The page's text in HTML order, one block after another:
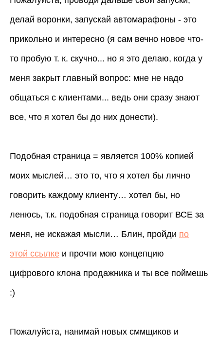
делай воронки, запускай автомарафоны - это
прикольно и интересно (я сам вечно новое что-
то пробую т. к. скучно... но я это делаю, когда у
меня закрыт главный вопрос: мне не надо
общаться с клиентами... ведь они сразу знают
все, что я хотел бы до них донести).
Подобная страница = является 100% копией
моих мыслей… это то, что я хотел бы лично
говорить каждому клиенту… хотел бы, но
ленюсь, т.к. подобная страница говорит ВСЕ за
меня, не искажая мысли… Блин, пройди по
этой ссылке и прочти мою концепцию
цифрового клона продажника и ты все поймешь
:)
Пожалуйста, нанимай новых сммщиков и